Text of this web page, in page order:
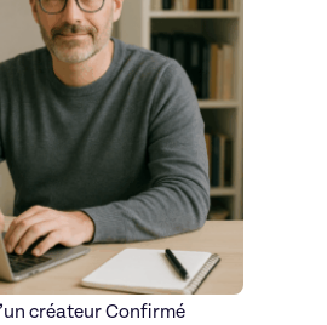
créateur Confirmé